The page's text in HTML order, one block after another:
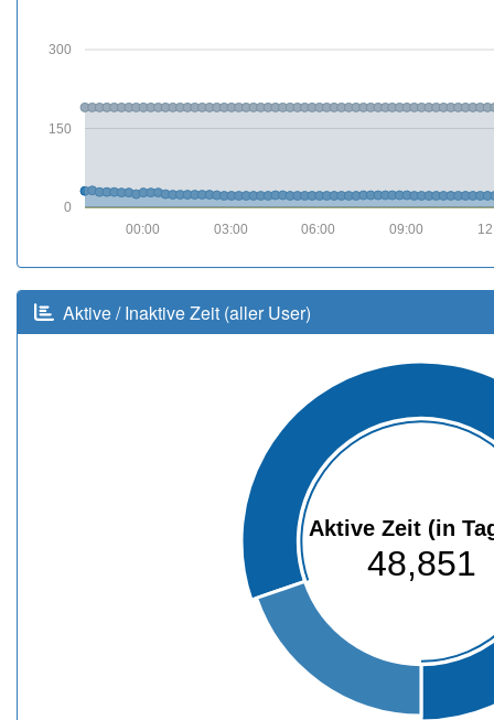
0
150
300
09:00
06:00
03:00
00:00
Aktive / Inaktive Zeit (aller User)
Aktive Zeit (in
48,851